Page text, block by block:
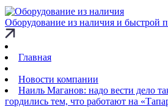
Оборудование из наличия и быстрой
Главная
Новости компании
Наиль Маганов: надо вести дело
гордились тем, что работают на